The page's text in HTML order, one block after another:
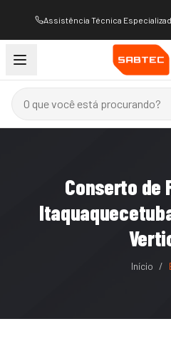
Assistência Técnica
Conserto de
Início /